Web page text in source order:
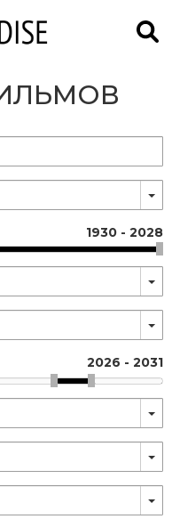
1930 - 2028
2026 - 2031